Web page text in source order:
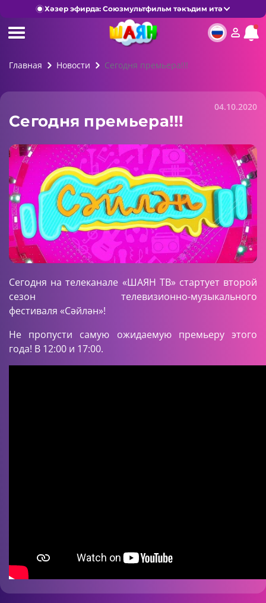
Хәзер эфирда: Союзмультфильм тәкъдим итә
Главная Новости Сегодня премьера!!!
04.10.2020
Сегодня премьера!!!
Сегодня на телеканале «ШАЯН ТВ» стартует второй
сезон телевизионно-музыкального
фестиваля «Сәйлән»!
Не пропусти самую ожидаемую премьеру этого
года! В 12:00 и 17:00.